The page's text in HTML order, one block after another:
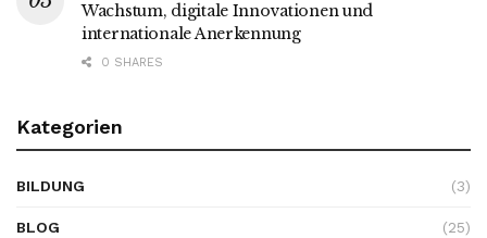
Wachstum, digitale Innovationen und
internationale Anerkennung
0 SHARES
Kategorien
BILDUNG (3)
BLOG (25)